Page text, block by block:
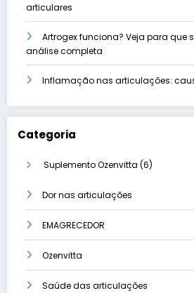
articulares
Artrogex funciona? Veja para que
análise completa
Inflamação nas articulações:
Categoria
Suplemento Ozenvitta 66
Dor nas articulações
EMAGRECEDOR
Ozenvitta
Saúde das articulações